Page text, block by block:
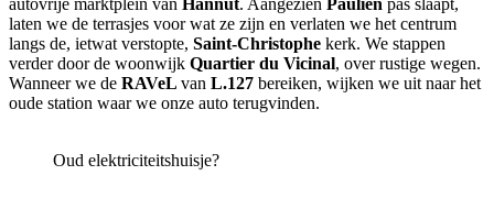
laten we de terrasjes voor wat ze zijn en verlaten we het centrum
langs de, ietwat verstopte, Saint-Christophe kerk. We stappen
verder door de woonwijk Quartier du Vicinal, over rustige wegen.
Wanneer we de RAVeL van L.127 bereiken, wijken we uit naar het
oude station waar we onze auto terugvinden.
Oud elektriciteitshuisje?